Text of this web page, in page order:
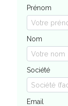
Prénom
Nom
Société
Email